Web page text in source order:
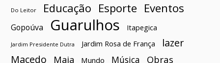
Do Leitor Educação Esporte Eventos
Gopoúva Guarulhos Itapegica
Jardim Presidente Dutra Jardim Rosa de França
lazer
Macedo
Maia Mundo Música Obras